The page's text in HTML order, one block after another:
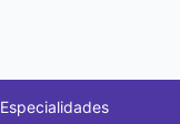
Especialidades